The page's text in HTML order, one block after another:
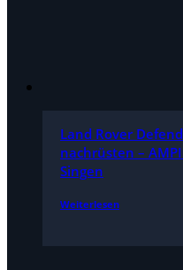
Land Rover
nachrüsten –
Singen
Weiterlesen